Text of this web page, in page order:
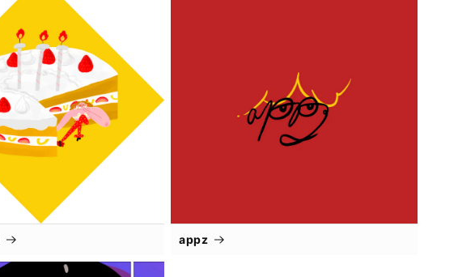
appz